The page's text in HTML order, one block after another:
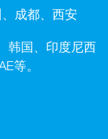
成都、西安
国、印度尼西
等。